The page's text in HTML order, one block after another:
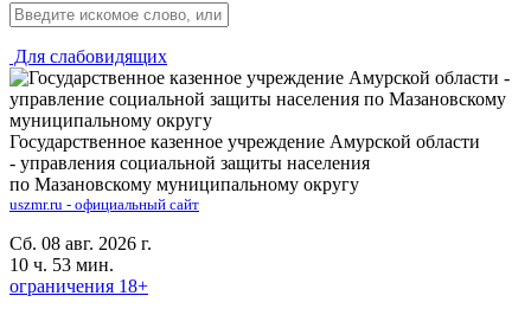
Для слабовидящих
Государственное казенное учреждение Амурской области
- управления социальной защиты населения
по Мазановскому муниципальному округу
uszmr.ru - официальный сайт
Сб. 08 авг. 2026 г.
10 ч. 53 мин.
ограничения 18+